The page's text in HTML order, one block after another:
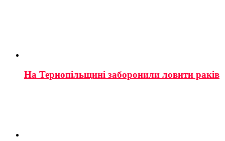
На Тернопільщині заборонили ловити раків